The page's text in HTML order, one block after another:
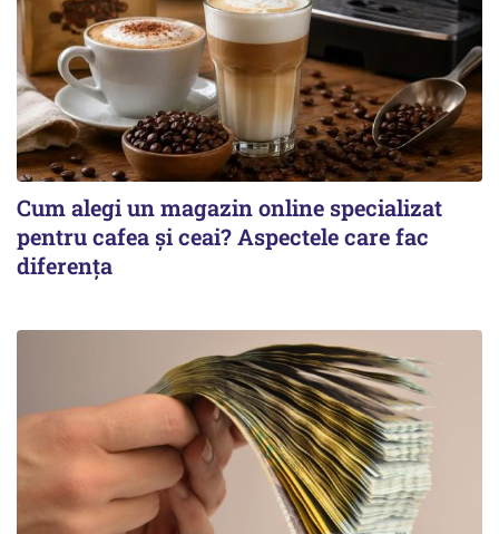
Cum alegi un magazin online specializat
pentru cafea și ceai? Aspectele care fac
diferența